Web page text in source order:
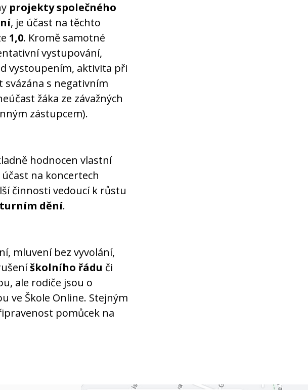
projekty společného
, je účast na těchto
1,0. Kromě samotné
vystupování,
vystoupením, aktivita při
svázána s negativním
žáka ze závažných
zástupcem).
hodnocen vlastní
na koncertech
činnosti vedoucí k růstu
dění.
mluvení bez vyvolání,
školního řádu či
ale rodiče jsou o
ve Škole Online. Stejným
pomůcek na